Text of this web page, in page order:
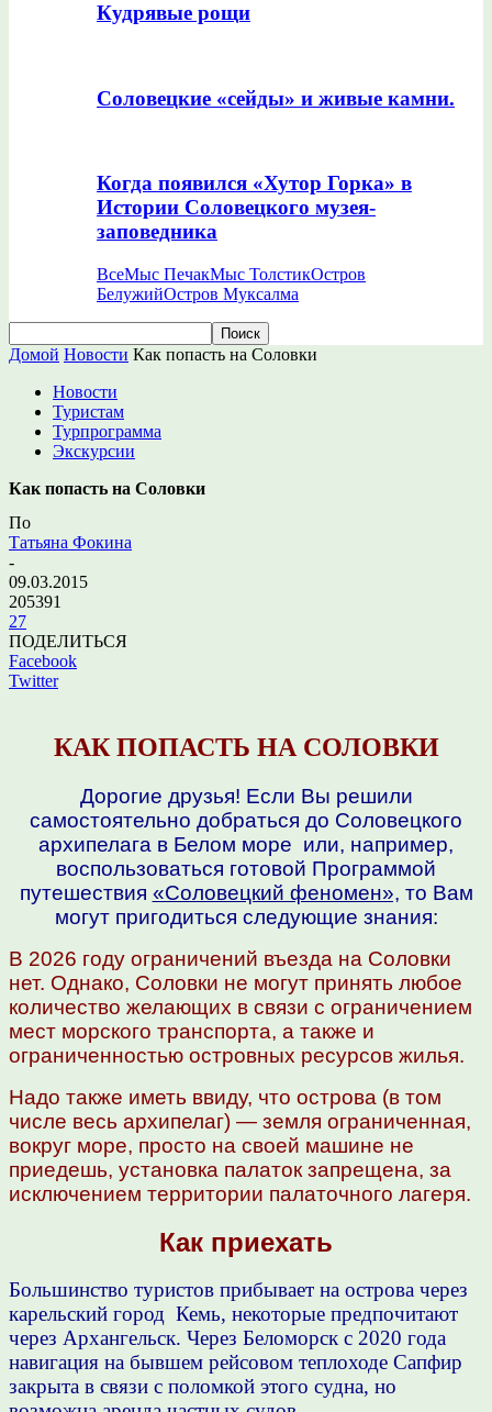
Кудрявые рощи
Соловецкие «сейды» и живые камни.
Когда появился «Хутор Горка» в
Истории Соловецкого музея-
заповедника
ВсеМыс ПечакМыс ТолстикОстров
БелужийОстров Муксалма
Домой Новости Как попасть на Соловки
Новости
Туристам
Турпрограмма
Экскурсии
Как попасть на Соловки
По
Татьяна Фокина
-
09.03.2015
205391
27
ПОДЕЛИТЬСЯ
Facebook
Twitter
КАК ПОПАСТЬ НА СОЛОВКИ
Дорогие друзья! Если Вы решили
самостоятельно добраться до Соловецкого
архипелага в Белом море или, например,
воспользоваться готовой Программой
путешествия «Соловецкий феномен», то Вам
могут пригодиться следующие знания:
В 2026 году ограничений въезда на Соловки
нет. Однако, Соловки не могут принять любое
количество желающих в связи с ограничением
мест морского транспорта, а также и
ограниченностью островных ресурсов жилья.
Надо также иметь ввиду, что острова (в том
числе весь архипелаг) — земля ограниченная,
вокруг море, просто на своей машине не
приедешь, установка палаток запрещена, за
исключением территории палаточного лагеря.
Как приехать
Большинство туристов прибывает на острова через
карельский город Кемь, некоторые предпочитают
через Архангельск. Через Беломорск с 2020 года
навигация на бывшем рейсовом теплоходе Сапфир
закрыта в связи с поломкой этого судна, но